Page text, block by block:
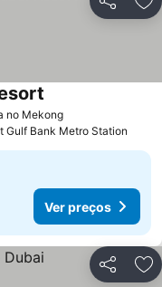
Partilhar
no Mekong
Gulf Bank Metro Station
Ver preços
Partilhar